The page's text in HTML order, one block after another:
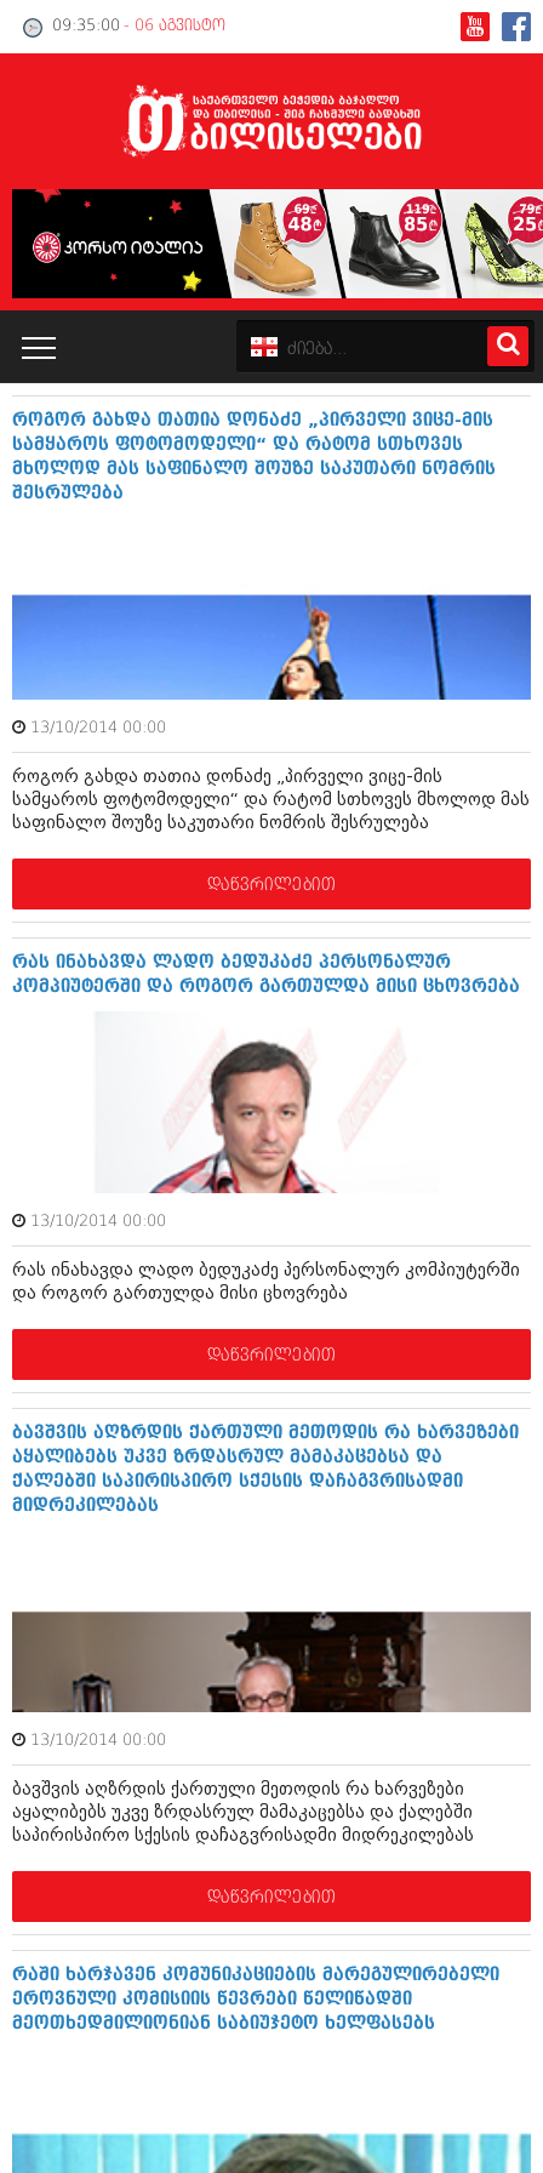
09:35:00 - 06 აგვისტო
ინტერვიუები
ამბები
საზოგადოება
მოდი, ვილაპარაკოთ
რელიგია
მედიცინა
ბიზნესსიახლეები
გვარები
თემიდას სასწორი
იუმორი
კალეიდოსკოპი
ჰოროსკოპი და შეუცნობელი
კრიმინალი
დაიჯესტი
ქალი და მამაკაცი
ისტორია
სხვადასხვა
ანონსი
არქივი
აგვისტო 2018 (162)
ივლისი 2018 (223)
ივნისი 2018 (244)
იანვარი 2018 (215)
კატალოგი
პოლიტიკა
მოდა + დიზაინი
რელიგია
მედიცინა
კადრს მიღმა
კულინარია
ბიზნესსიახლეები
თემიდას სასწორი
იუმორი
კალეიდოსკოპი
კრიმინალი
რომანი და დეტექტივი
სახალისო ამბები
ისტორია
სხვადასხვა
ანონსი
არქივი
ნოემბერი 2020 (103)
ოქტომბერი 2020 (209)
სექტემბერი 2020 (204)
აგვისტო 2020 (249)
ივლისი 2020 (204)
ივნისი 2020 (249)
როგორ გახდა თათია დონაძე „პირველი ვიცე-მის
სამყაროს ფოტომოდელი“ და რატომ სთხოვეს
მხოლოდ მას საფინალო შოუზე საკუთარი ნომრის
შესრულება
13/10/2014 00:00
როგორ გახდა თათია დონაძე „პირველი ვიცე-მის
სამყაროს ფოტომოდელი“ და რატომ სთხოვეს მხოლოდ მას
საფინალო შოუზე საკუთარი ნომრის შესრულება
დაწვრილებით
რას ინახავდა ლადო ბედუკაძე პერსონალურ
კომპიუტერში და როგორ გართულდა მისი ცხოვრება
13/10/2014 00:00
რას ინახავდა ლადო ბედუკაძე პერსონალურ კომპიუტერში
და როგორ გართულდა მისი ცხოვრება
დაწვრილებით
ბავშვის აღზრდის ქართული მეთოდის რა ხარვეზები
აყალიბებს უკვე ზრდასრულ მამაკაცებსა და
ქალებში საპირისპირო სქესის დაჩაგვრისადმი
მიდრეკილებას
13/10/2014 00:00
ბავშვის აღზრდის ქართული მეთოდის რა ხარვეზები
აყალიბებს უკვე ზრდასრულ მამაკაცებსა და ქალებში
საპირისპირო სქესის დაჩაგვრისადმი მიდრეკილებას
დაწვრილებით
რაში ხარჯავენ კომუნიკაციების მარეგულირებელი
ეროვნული კომისიის წევრები წელიწადში
მეოთხედმილიონიან საბიუჯეტო ხელფასებს